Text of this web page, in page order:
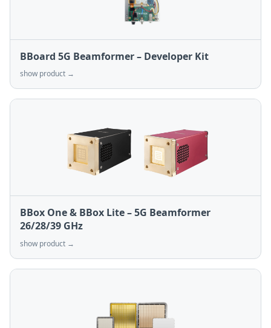
BBoard 5G Beamformer – Developer Kit
show product →
BBox One & BBox Lite – 5G Beamformer
26/28/39 GHz
show product →